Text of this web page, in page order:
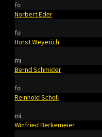
fo
Norbert Eder
fo
Horst Weyerich
mi
Bernd Schmider
fo
Reinhold Schöll
mi
Winfried Berkemeier